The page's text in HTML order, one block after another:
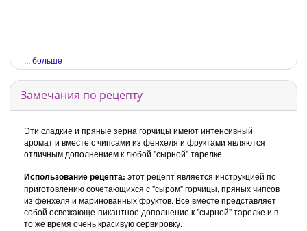
... больше
Замечания по рецепту
Эти сладкие и пряные зёрна горчицы имеют интенсивный
аромат и вместе с чипсами из фенхеля и фруктами являются
отличным дополнением к любой "сырной" тарелке.
Использование рецепта: этот рецепт является инструкцией по
приготовлению сочетающихся с "сыром" горчицы, пряных чипсов
из фенхеля и маринованных фруктов. Всё вместе представляет
собой освежающе-пикантное дополнение к "сырной" тарелке и в
то же время очень красивую сервировку.